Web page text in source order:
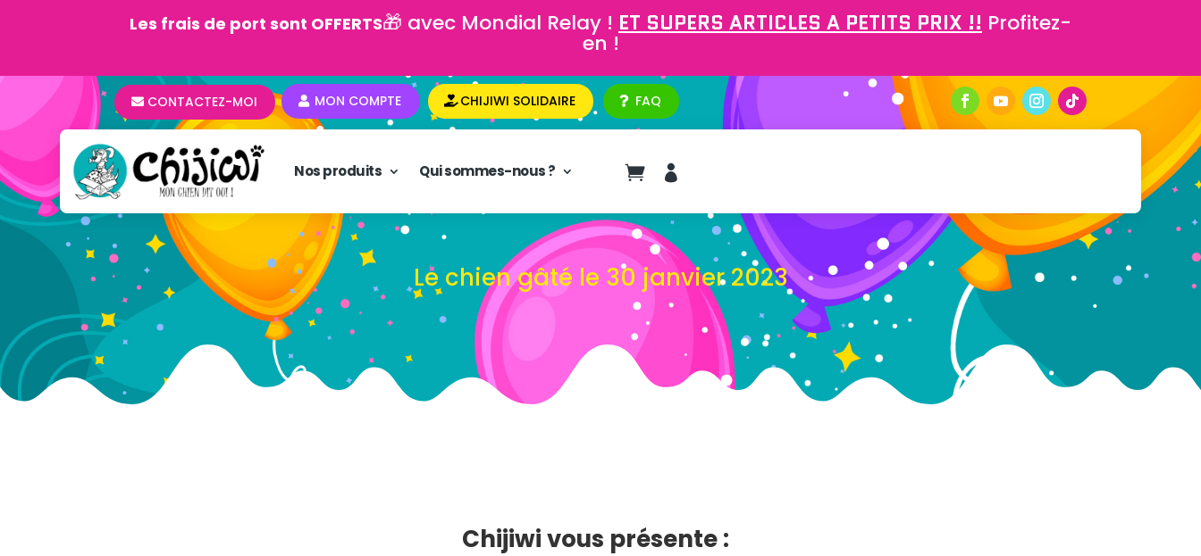
Les frais de port sont OFFERTS🎁 avec Mondial Relay ! ET SUPERS ARTICLES A PETITS PRIX !! Profitez-
en !
CONTACTEZ-MOI MON COMPTE CHIJIWI SOLIDAIRE FAQ
Nos produits Qui sommes-nous ?  
Le chien gâté le 30 janvier 2023
Chijiwi vous présente :